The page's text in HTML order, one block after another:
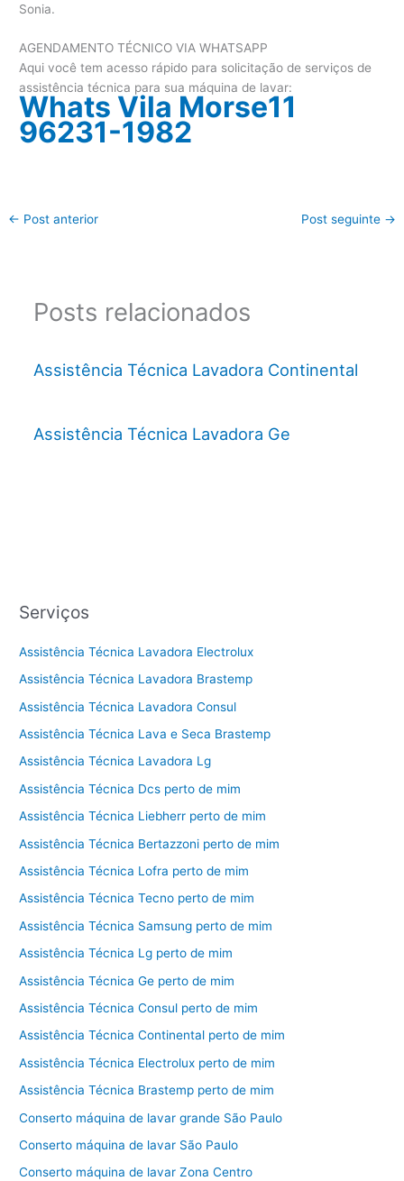
Sonia.
AGENDAMENTO TÉCNICO VIA WHATSAPP
Aqui você tem acesso rápido para solicitação de serviços de
assistência técnica para sua máquina de lavar:
Whats Vila Morse11
96231-1982
← Post anterior Post seguinte →
Posts relacionados
Assistência Técnica Lavadora Continental
Assistência Técnica Lavadora Ge
Serviços
Assistência Técnica Lavadora Electrolux
Assistência Técnica Lavadora Brastemp
Assistência Técnica Lavadora Consul
Assistência Técnica Lava e Seca Brastemp
Assistência Técnica Lavadora Lg
Assistência Técnica Dcs perto de mim
Assistência Técnica Liebherr perto de mim
Assistência Técnica Bertazzoni perto de mim
Assistência Técnica Lofra perto de mim
Assistência Técnica Tecno perto de mim
Assistência Técnica Samsung perto de mim
Assistência Técnica Lg perto de mim
Assistência Técnica Ge perto de mim
Assistência Técnica Consul perto de mim
Assistência Técnica Continental perto de mim
Assistência Técnica Electrolux perto de mim
Assistência Técnica Brastemp perto de mim
Conserto máquina de lavar grande São Paulo
Conserto máquina de lavar São Paulo
Conserto máquina de lavar Zona Centro